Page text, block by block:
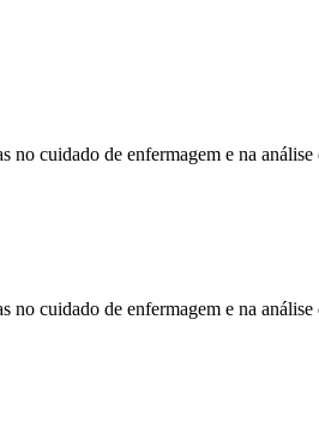
no cuidado de enfermagem e na
no cuidado de enfermagem e na